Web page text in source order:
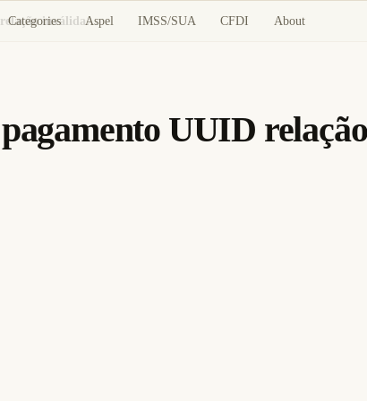
Categories Aspel IMSS/SUA CFDI About
CFDI: Erro complemento de pagamento UUID relação inválida em DoctoRelacionado
UUID